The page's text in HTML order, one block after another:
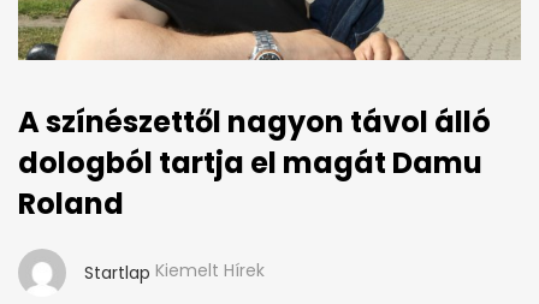
A színészettől nagyon távol álló
dologból tartja el magát Damu
Roland
Startlap Kiemelt Hírek